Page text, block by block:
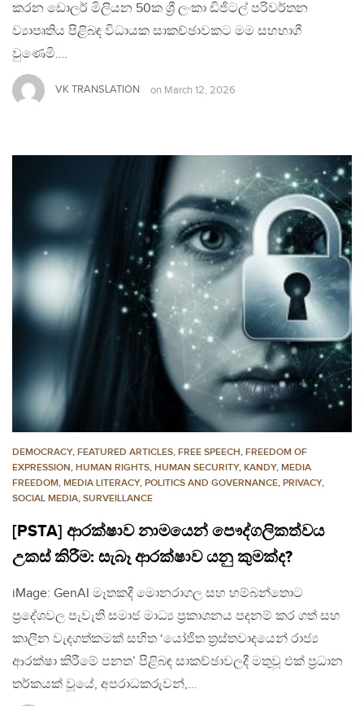
කරන ඩොලර් මිලියන 50ක ශ්‍රී ලංකා ඩිජිටල් පරිවර්තන
ව්‍යාපෘතිය පිළිබඳ විධායක සාකච්ඡාවකට මම සහභාගී
වුණෙමි….
VK TRANSLATION on March 12, 2026
DEMOCRACY, FEATURED ARTICLES, FREE SPEECH, FREEDOM OF
EXPRESSION, HUMAN RIGHTS, HUMAN SECURITY, KANDY, MEDIA
FREEDOM, MEDIA LITERACY, POLITICS AND GOVERNANCE, PRIVACY,
SOCIAL MEDIA, SURVEILLANCE
[PSTA] ආරක්ෂාව නාමයෙන් පෞද්ගලිකත්වය
උකස් කිරීම: සැබෑ ආරක්ෂාව යනු කුමක්ද?
iMage: GenAI මෑතකදී මොනරාගල සහ හම්බන්තොට
ප්‍රදේශවල පැවැති සමාජ මාධ්‍ය ප්‍රකාශනය පදනම් කර ගත් සහ
කාලීන වැදගත්කමක් සහිත ‘යෝජිත ත්‍රස්තවාදයෙන් රාජ්‍ය
ආරක්ෂා කිරීමේ පනත’ පිළිබඳ සාකච්ඡාවලදී මතුවූ එක් ප්‍රධාන
තර්කයක් වූයේ, අපරාධකරුවන්,…